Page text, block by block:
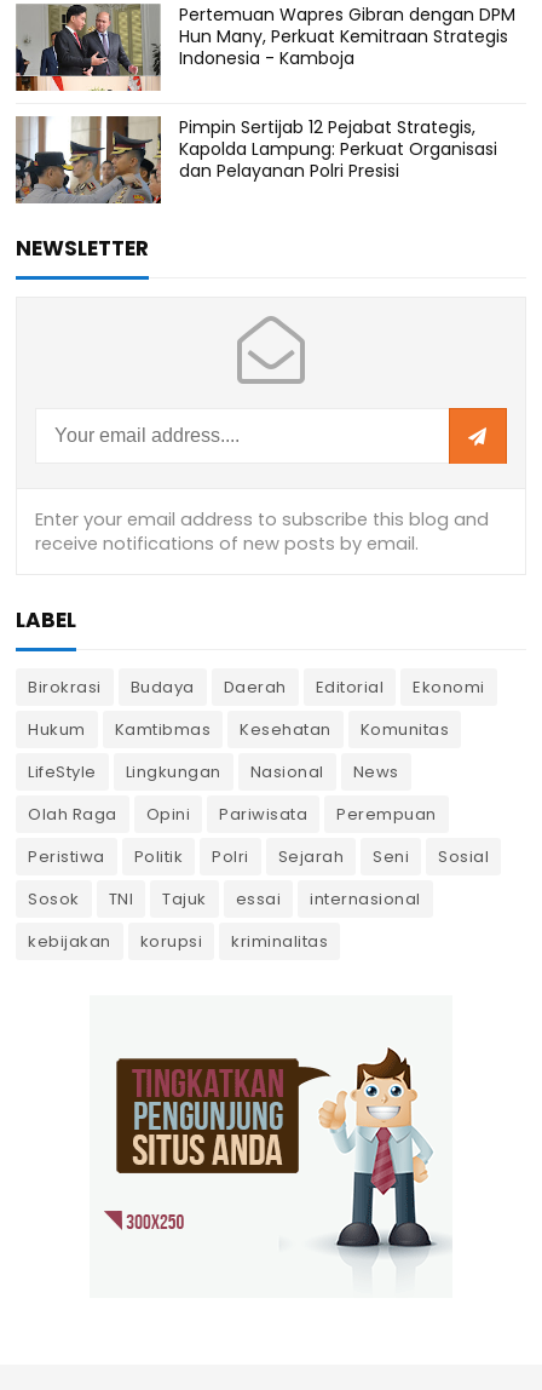
Pertemuan Wapres Gibran dengan DPM
Hun Many, Perkuat Kemitraan Strategis
Indonesia - Kamboja
Pimpin Sertijab 12 Pejabat Strategis,
Kapolda Lampung: Perkuat Organisasi
dan Pelayanan Polri Presisi
NEWSLETTER
LABEL
Birokrasi Budaya Daerah Editorial
Ekonomi
Hukum
Kamtibmas Kesehatan
Komunitas
LifeStyle
Lingkungan Nasional
News
Olah Raga
Opini Pariwisata
Perempuan
Peristiwa
Politik Polri Sejarah Seni
Sosial
Sosok
TNI Tajuk essai
internasional
kebijakan
korupsi kriminalitas